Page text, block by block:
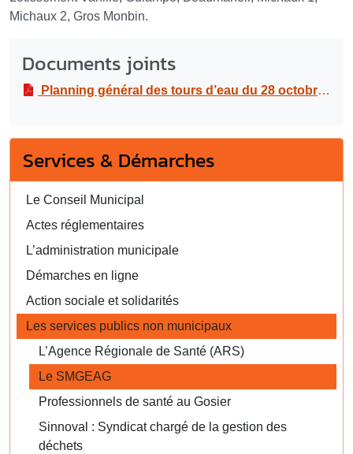
Michaux 2, Gros Monbin.
Documents joints
Planning général des tours d’eau du 28 octobre au 3 novembre 2024
Services & Démarches
Le Conseil Municipal
Actes réglementaires
L’administration municipale
Démarches en ligne
Action sociale et solidarités
Les services publics non municipaux
L’Agence Régionale de Santé (ARS)
Le SMGEAG
Professionnels de santé au Gosier
Sinnoval : Syndicat chargé de la gestion des
déchets